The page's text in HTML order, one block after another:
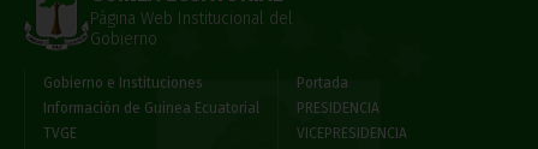
Página Web Institucional del
Gobierno
Gobierno e Instituciones
Información de Guinea Ecuatorial
TVGE
Portada
PRESIDENCIA
VICEPRESIDENCIA